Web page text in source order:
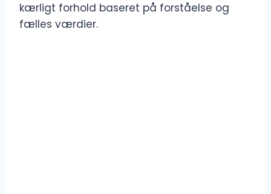
kærligt forhold baseret på forståelse og
fælles værdier.